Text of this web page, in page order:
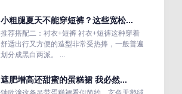
小粗腿夏天不能穿短裤？这些宽松...
推荐搭配二：衬衣+短裤 衬衣+短裤这种穿着
舒适出行又方便的造型非常受热捧，一般普遍
划分成黑白两派。 ...
遮肥增高还甜蜜的蛋糕裙 我必然...